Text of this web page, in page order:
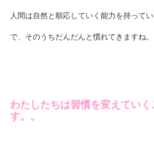
人間は自然と順応していく能力を持って
で、そのうちだんだんと慣れてきますね。
わたしたちは習慣を変えていく
す。。